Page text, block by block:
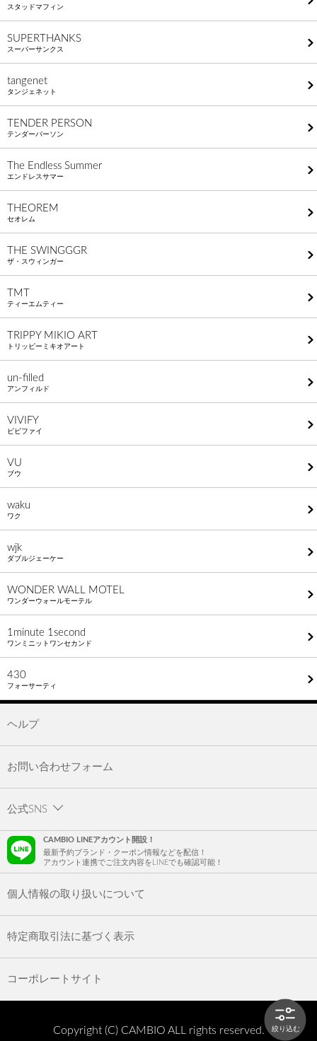
スタッドマフィン
SUPERTHANKS
スーパーサンクス
tangenet
タンジェネット
TENDER PERSON
テンダーパーソン
The Endless Summer
エンドレスサマー
THEOREM
セオレム
THE SWINGGGR
ザ・スウィンガー
TMT
ティーエムティー
TRIPPY MIKIO ART
トリッピーミキオアート
un-filled
アンフィルド
VIVIFY
ビビファイ
VU
ブウ
waku
ワク
wjk
ダブルジェーケー
WONDER WALL MOTEL
ワンダーウォールモーテル
1minute​ 1second
ワンミニットワンセカンド
430
フォーサーティ
ヘルプ
お問い合わせフォーム
公式SNS
CAMBIO LINEアカウント開設！
最新予約ブランド・クーポン情報などを配信！
アカウント連携でご注文内容をLINEでも確認可能！
個人情報の取り扱いについて
特定商取引法に基づく表示
コーポレートサイト
Copyright (C) CAMBIO ALL rights reserved.